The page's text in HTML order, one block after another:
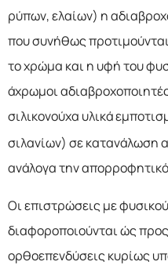
ρύπων, ελαίων) η
που συνήθως
το χρώμα και η υφή του
άχρωμοι
σιλικονούχα υλικά
σιλανίων) σε κατανάλωση
ανάλογα την
Οι επιστρώσεις με
διαφοροποιούνται ώς
ορθοεπενδύσεις κυρίως